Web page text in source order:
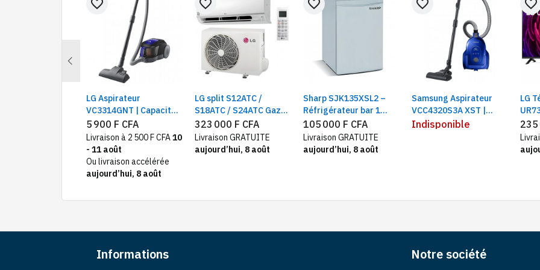
Previous
LG Aspirateur
VC3314GNT | Capacité
1400 Watts
favorite_border
5 900 F CFA
Livraison à 2 500 F CFA10
- 11 août
Ou livraison accélérée
aujourd’hui, 8 août
LG split S12ATC /
S18ATC / S24ATC Gaz
R410
favorite_border
323 000 F CFA
Livraison GRATUITE
aujourd’hui, 8 août
Sharp SJK135XSL2 –
Réfrigérateur bar 1
porte
favorite_border
105 000 F CFA
Livraison GRATUITE
aujourd’hui, 8 août
Samsung Aspirateur
VCC4320S3A XST |
Capacité 1600 Watts
favorite_border
Indisponible
LG
43"/
Gen6
favorite_border
235
Informations Notre société